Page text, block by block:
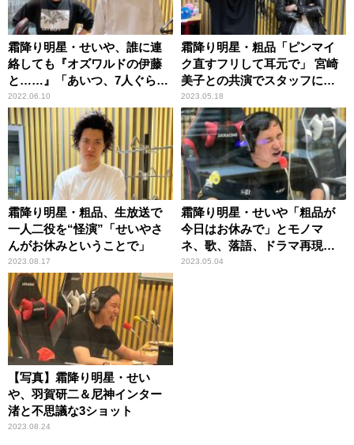
霜降り明星・せいや、誰に連
絡しても『オズワルドの伊藤
と……』「あいつ、7人ぐらい
おる！」
2022.06.10
霜降り明星・粗品「ピンマイ
ク直すフリして耳元で」 宮崎
美子との共演でスタッフに注
意される
2023.05.18
霜降り明星・粗品、生放送で
一人二役を“怪演”「せいやさ
んがお休みということで」
2023.08.17
霜降り明星・せいや「粗品が
今日はお休みで」とモノマ
ネ、歌、落語、ドラマ再現な
どを披露し孤軍奮闘
2023.05.04
【写真】霜降り明星・せい
や、羽賀研二＆尼神インター
渚と不思議な3ショット
2023.08.24